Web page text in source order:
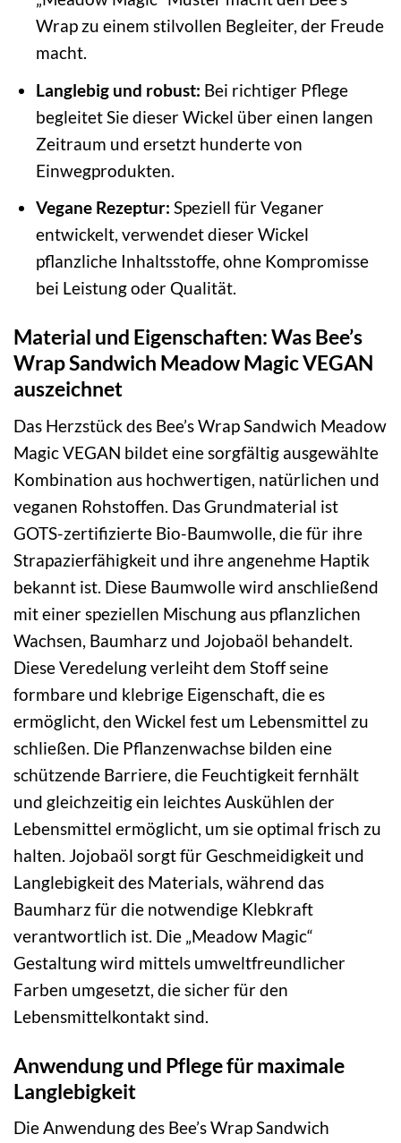
Wrap zu einem stilvollen Begleiter, der Freude
macht.
Langlebig und robust: Bei richtiger Pflege
begleitet Sie dieser Wickel über einen langen
Zeitraum und ersetzt hunderte von
Einwegprodukten.
Vegane Rezeptur: Speziell für Veganer
entwickelt, verwendet dieser Wickel
pflanzliche Inhaltsstoffe, ohne Kompromisse
bei Leistung oder Qualität.
Material und Eigenschaften: Was Bee’s
Wrap Sandwich Meadow Magic VEGAN
auszeichnet
Das Herzstück des Bee’s Wrap Sandwich Meadow
Magic VEGAN bildet eine sorgfältig ausgewählte
Kombination aus hochwertigen, natürlichen und
veganen Rohstoffen. Das Grundmaterial ist
GOTS-zertifizierte Bio-Baumwolle, die für ihre
Strapazierfähigkeit und ihre angenehme Haptik
bekannt ist. Diese Baumwolle wird anschließend
mit einer speziellen Mischung aus pflanzlichen
Wachsen, Baumharz und Jojobaöl behandelt.
Diese Veredelung verleiht dem Stoff seine
formbare und klebrige Eigenschaft, die es
ermöglicht, den Wickel fest um Lebensmittel zu
schließen. Die Pflanzenwachse bilden eine
schützende Barriere, die Feuchtigkeit fernhält
und gleichzeitig ein leichtes Auskühlen der
Lebensmittel ermöglicht, um sie optimal frisch zu
halten. Jojobaöl sorgt für Geschmeidigkeit und
Langlebigkeit des Materials, während das
Baumharz für die notwendige Klebkraft
verantwortlich ist. Die „Meadow Magic“
Gestaltung wird mittels umweltfreundlicher
Farben umgesetzt, die sicher für den
Lebensmittelkontakt sind.
Anwendung und Pflege für maximale
Langlebigkeit
Die Anwendung des Bee’s Wrap Sandwich